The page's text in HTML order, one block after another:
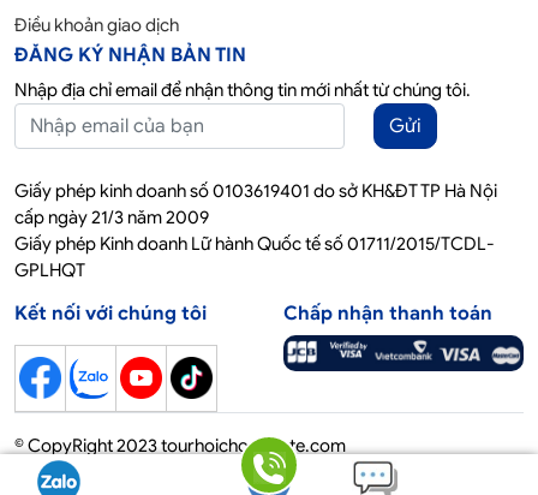
Điều khoản giao dịch
ĐĂNG KÝ NHẬN BẢN TIN
Nhập địa chỉ email để nhận thông tin mới nhất từ chúng tôi.
Gửi
Giấy phép kinh doanh số 0103619401 do sở KH&ĐT TP Hà Nội
cấp ngày 21/3 năm 2009
Giấy phép Kinh doanh Lữ hành Quốc tế số 01711/2015/TCDL-
GPLHQT
Kết nối với chúng tôi Chấp nhận thanh toán
© CopyRight 2023 tourhoichoquocte.com